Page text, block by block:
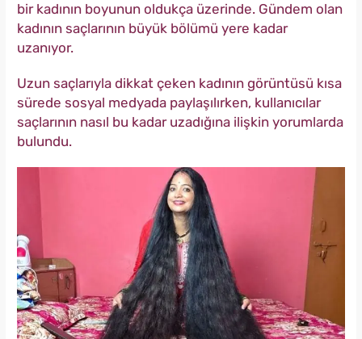
bir kadının boyunun oldukça üzerinde. Gündem olan
kadının saçlarının büyük bölümü yere kadar
uzanıyor.
Uzun saçlarıyla dikkat çeken kadının görüntüsü kısa
sürede sosyal medyada paylaşılırken, kullanıcılar
saçlarının nasıl bu kadar uzadığına ilişkin yorumlarda
bulundu.